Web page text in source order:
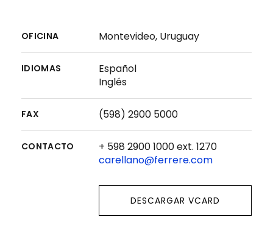
OFICINA Montevideo, Uruguay
IDIOMAS
Español
Inglés
FAX (598) 2900 5000
CONTACTO
+ 598 2900 1000 ext. 1270
carellano@ferrere.com
DESCARGAR VCARD